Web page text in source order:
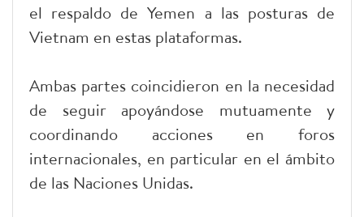
el respaldo de Yemen a las posturas de
Vietnam en estas plataformas.
Ambas partes coincidieron en la necesidad
de seguir apoyándose mutuamente y
coordinando acciones en foros
internacionales, en particular en el ámbito
de las Naciones Unidas.